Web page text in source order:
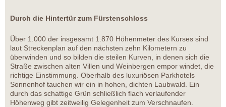
Durch die Hintertür zum Fürstenschloss
Über 1.000 der insgesamt 1.870 Höhenmeter des Kurses sind
laut Streckenplan auf den nächsten zehn Kilometern zu
überwinden und so bilden die steilen Kurven, in denen sich die
Straße zwischen alten Villen und Weinbergen empor windet, die
richtige Einstimmung. Oberhalb des luxuriösen Parkhotels
Sonnenhof tauchen wir ein in hohen, dichten Laubwald. Ein
durch das schattige Grün schließlich flach verlaufender
Höhenweg gibt zeitweilig Gelegenheit zum Verschnaufen.